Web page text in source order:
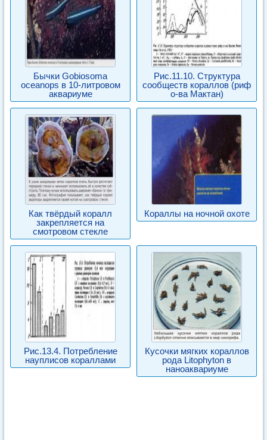
Бычки Gobiosoma
oceanops в 10-литровом
аквариуме
Рис.11.10. Структура
сообществ кораллов (риф
о-ва Мактан)
Как твёрдый коралл
закрепляется на
смотровом стекле
Кораллы на ночной охоте
Рис.13.4. Потребление
науплисов кораллами
Кусочки мягких кораллов
рода Litophyton в
наноаквариуме